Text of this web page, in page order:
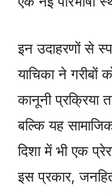
इन उदाहरणों से
याचिका ने गरीबों
कानूनी प्रक्रिया
बल्कि यह
दिशा में भी एक
इस प्रकार,